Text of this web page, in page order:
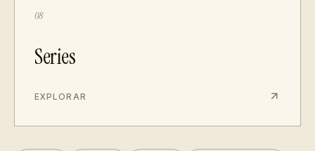
08
Series
EXPLORAR